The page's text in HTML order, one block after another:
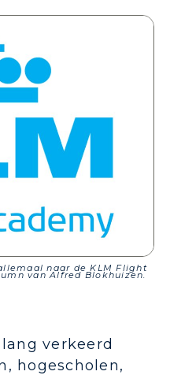
naar de KLM Flight
van Alfred Blokhuizen.
verkeerd
hogescholen,